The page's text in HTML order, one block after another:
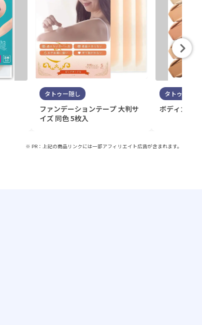
タトゥー隠し
ファンデーションテープ 大判サ
イズ 同色 5枚入
タトゥー隠し
ボディカバ
※ PR：上記の商品リンクには一部アフィリエイト広告が含まれます。